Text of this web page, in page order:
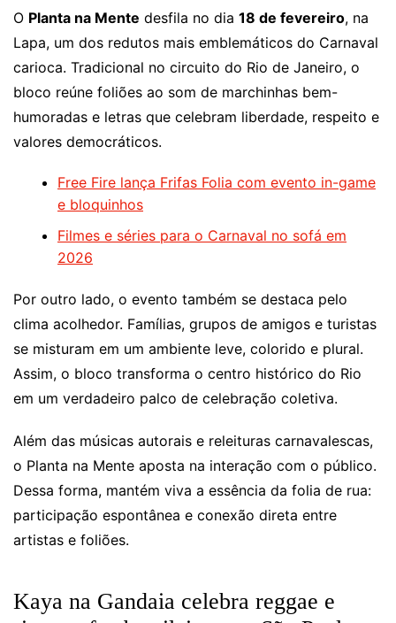
O Planta na Mente desfila no dia 18 de fevereiro, na
Lapa, um dos redutos mais emblemáticos do Carnaval
carioca. Tradicional no circuito do Rio de Janeiro, o
bloco reúne foliões ao som de marchinhas bem-
humoradas e letras que celebram liberdade, respeito e
valores democráticos.
Free Fire lança Frifas Folia com evento in-game
e bloquinhos
Filmes e séries para o Carnaval no sofá em
2026
Por outro lado, o evento também se destaca pelo
clima acolhedor. Famílias, grupos de amigos e turistas
se misturam em um ambiente leve, colorido e plural.
Assim, o bloco transforma o centro histórico do Rio
em um verdadeiro palco de celebração coletiva.
Além das músicas autorais e releituras carnavalescas,
o Planta na Mente aposta na interação com o público.
Dessa forma, mantém viva a essência da folia de rua:
participação espontânea e conexão direta entre
artistas e foliões.
Kaya na Gandaia celebra reggae e